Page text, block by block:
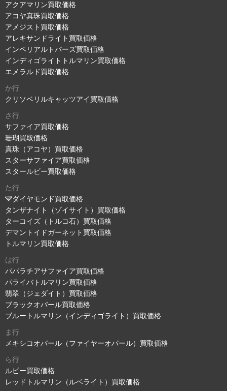
アクアマリン買取価格
アコヤ真珠買取価格
アメジスト買取価格
アレキサンドライト買取価格
インペリアルトパーズ買取価格
インディゴライトトルマリン買取価格
エメラルド買取価格
か行
クリソベリルキャッツアイ買取価格
さ行
サファイア買取価格
珊瑚買取価格
真珠（アコヤ）買取価格
スターサファイア買取価格
スタールビー買取価格
た行
ダイヤモンド買取価格
タンザナイト（ゾイサイト）買取価格
ターコイズ（トルコ石）買取価格
デマントイドガーネット買取価格
トルマリン買取価格
は行
パパラチアサファイア買取価格
パライバトルマリン買取価格
翡翠（ジェダイト）買取価格
ブラックオパール買取価格
ブルートルマリン（インディゴライト）買取価格
ま行
メキシコオパール（ファイヤーオパール）買取価格
ら行
ルビー買取価格
レッドトルマリン（ルベライト）買取価格